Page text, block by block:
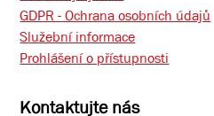
GDPR - Ochrana osobních údajů
Služební informace
Prohlášení o přístupnosti
Kontaktujte nás